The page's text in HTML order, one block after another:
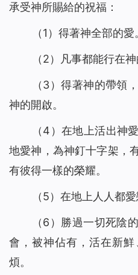
承受神所賜給的祝福：
（1）得著神全部的愛
（2）凡事都能行在神
（3）得著神的帶領
神的開啟。
（4）在地上活出神
地愛神，為神釘十字架，
有彼得一樣的榮耀。
（5）在地上人人都
（6）勝過一切死陰
會，被神佔有，活在新
煩。